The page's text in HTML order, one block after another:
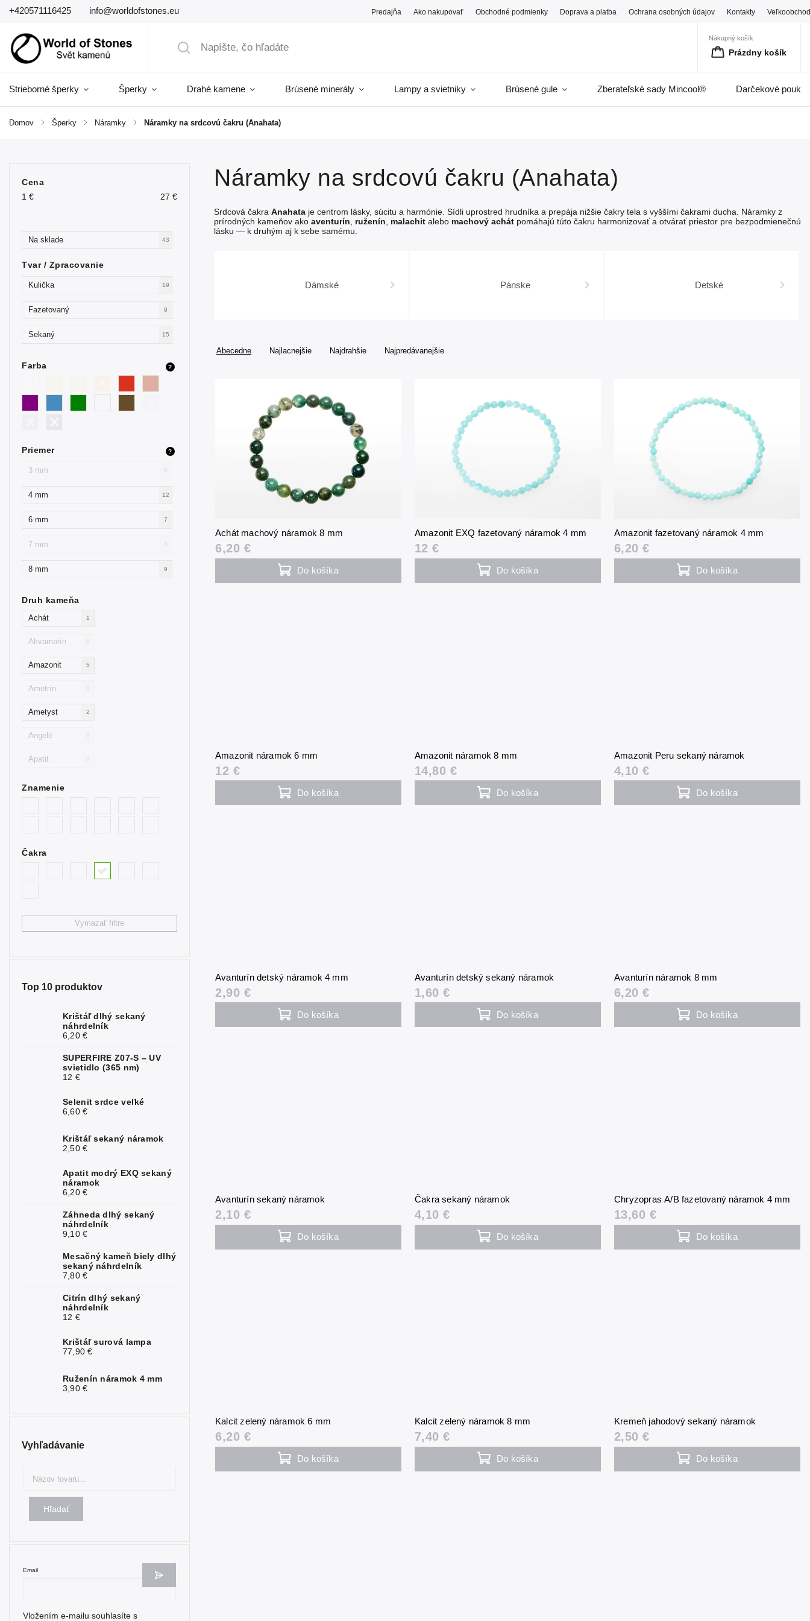
+420571116425 info@worldofstones.eu Predajňa Ako nakupovať Obchodné podmienky Doprava a platba Ochrana osobných údajov Kontakty
Nákupný košík
Prázdny košík
Strieborné šperky Šperky Drahé kamene Brúsené minerály Lampy a svietniky Brúsené gule Zberateľské sady Mincool® Darčekové
Domov / Šperky / Náramky / Náramky na srdcovú čakru (Anahata)
Cena
1 € 27 €
Na sklade 43
Tvar / Zpracovanie
Kulička 19
Fazetovaný 9
Sekaný 15
Farba ?
Priemer ?
3 mm 0
4 mm 12
6 mm 7
7 mm 0
8 mm 9
Druh kameňa
Achát 1
Akvamarín 0
Amazonit 5
Ametrín 0
Ametyst 2
Angelit 0
Apatit 0
Hematit 0
0
2
0
Lapis lazuli
0
0
0
3
0
Opalit
Perleť
Znamenie
Čakra
Vymazať filtre
Top 10 produktov
Krištáľ dlhý sekaný
náhrdelník
6,20 €
SUPERFIRE Z07-S – UV
svietidlo (365 nm)
12 €
Selenit srdce veľké
6,60 €
Krištáľ sekaný náramok
2,50 €
Apatit modrý EXQ sekaný
náramok
6,20 €
Záhneda dlhý sekaný
náhrdelník
9,10 €
Mesačný kameň biely dlhý
sekaný náhrdelník
7,80 €
Citrín dlhý sekaný
náhrdelník
12 €
Krištáľ surová lampa
77,90 €
Ruženín náramok 4 mm
3,90 €
Vyhľadávanie
Hľadať
Email
Vložením e-mailu souhlasíte s
Náramky na srdcovú čakru (Anahata)
Srdcová čakra Anahata je centrom lásky, súcitu a harmónie. Sídli uprostred hrudníka a prepája nižšie čakry tela s vyššími čakrami ducha. Náramky z
prírodných kameňov ako aventurín ruženín malachit alebo machový achát pomáhajú túto čakru harmonizovať a otvárať priestor pre bezpodmienečnú
lásku — k druhým aj k sebe samému.
Dámské Pánske Detské
Abecedne Najlacnejšie Najdrahšie Najpredávanejšie
Achát machový náramok 8 mm
6,20 €
Do košíka
Amazonit EXQ fazetovaný náramok 4 mm
12 €
Do košíka
Amazonit fazetovaný náramok 4 mm
6,20 €
Do košíka
Amazonit náramok 6 mm
12 €
Do košíka
Amazonit náramok 8 mm
14,80 €
Do košíka
Amazonit Peru sekaný náramok
4,10 €
Do košíka
Avanturín detský náramok 4 mm
2,90 €
Do košíka
Avanturín detský sekaný náramok
1,60 €
Do košíka
Avanturín náramok 8 mm
6,20 €
Do košíka
Avanturín sekaný náramok
2,10 €
Do košíka
Čakra sekaný náramok
4,10 €
Do košíka
Chryzopras A/B fazetovaný náramok 4 mm
13,60 €
Do košíka
Kalcit zelený náramok 6 mm
6,20 €
Do košíka
Kalcit zelený náramok 8 mm
7,40 €
Do košíka
Kremeň jahodový sekaný náramok
2,50 €
Do košíka